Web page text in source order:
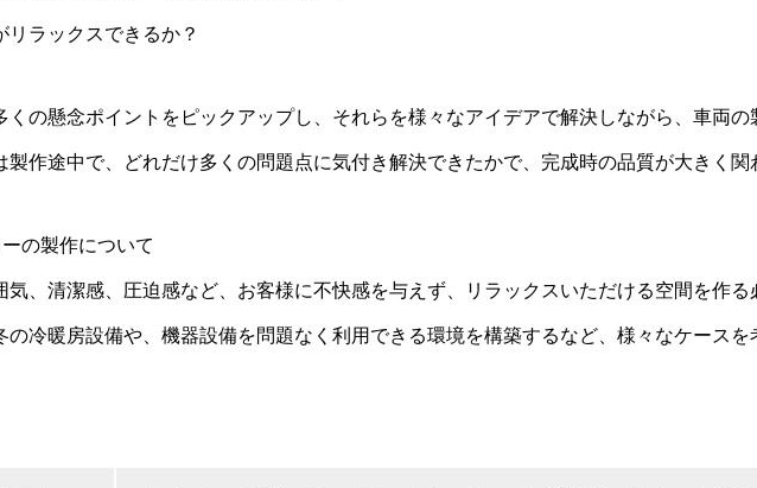
リラックスできるか？
くの懸念ポイントをピックアップし、それらを様々なアイデアで解決しながら、車両
製作途中で、どれだけ多くの問題点に気付き解決できたかで、完成時の品質が大きく関
の製作について
気、清潔感、圧迫感など、お客様に不快感を与えず、リラックスいただける空間を作る
の冷暖房設備や、機器設備を問題なく利用できる環境を構築するなど、様々なケースを